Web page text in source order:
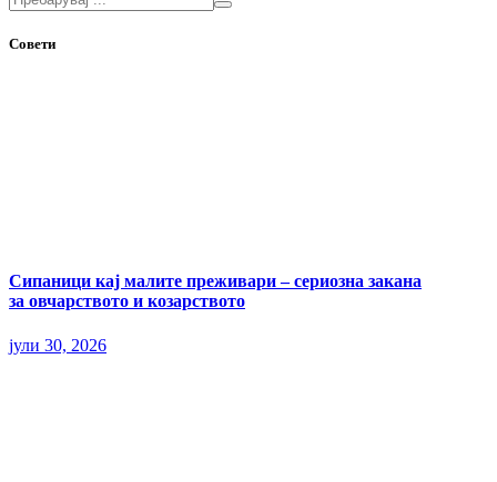
Совети
Сипаници кај малите преживари – сериозна закана
за овчарството и козарството
јули 30, 2026